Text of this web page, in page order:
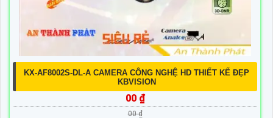
KX-AF8002S-DL-A CAMERA CÔNG NGHỆ HD THIẾT KẾ ĐẸP
KBVISION
00 ₫
00 ₫